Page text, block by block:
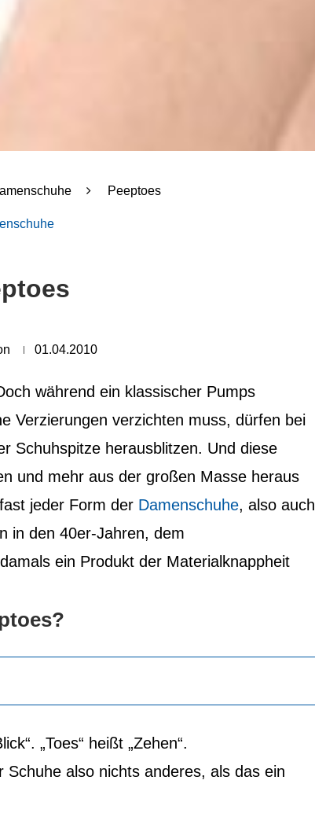
Peeptoes
01.04.2010
während ein klassischer Pumps
Verzierungen verzichten muss, dürfen bei
Schuhspitze herausblitzen. Und diese
und mehr aus der großen Masse heraus
jeder Form der Damenschuhe, also auch
in den 40er-Jahren, dem
ein Produkt der Materialknappheit
„Toes“ heißt „Zehen“.
also nichts anderes, als das ein